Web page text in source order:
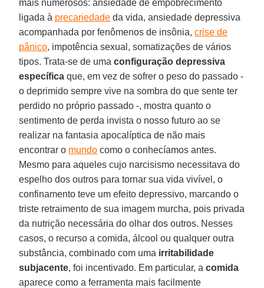
mais numerosos: ansiedade de empobrecimento
ligada à precariedade da vida, ansiedade depressiva
acompanhada por fenômenos de insônia,crise de
pânico, impotência sexual, somatizações de vários
tipos. Trata-se de umaconfiguração depressiva
específica que, em vez de sofrer o peso do passado -
o deprimido sempre vive na sombra do que sente ter
perdido no próprio passado -, mostra quanto o
sentimento de perda invista o nosso futuro ao se
realizar na fantasia apocalíptica de não mais
encontrar o mundo como o conhecíamos antes.
Mesmo para aqueles cujo narcisismo necessitava do
espelho dos outros para tornar sua vida vivível, o
confinamento teve um efeito depressivo, marcando o
triste retraimento de sua imagem murcha, pois privada
da nutrição necessária do olhar dos outros. Nesses
casos, o recurso a comida, álcool ou qualquer outra
substância, combinado com uma irritabilidade
subjacente, foi incentivado. Em particular, acomida
aparece como a ferramenta mais facilmente